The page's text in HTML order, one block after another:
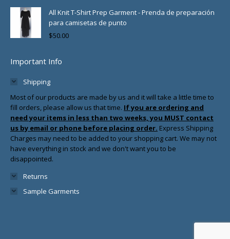
All Knit T-Shirt Prep Garment - Prenda de preparación
para camisetas de punto
$50.00
Important Info
Shipping
Most of our products are made by us and it will take a little time to
fill orders, please allow us that time. If you are ordering and
need your items in less than two weeks, you MUST contact
us by email or phone before placing order. Express Shipping
Charges may need to be added to your shopping cart. We may not
have everything in stock and we don't want you to be
disappointed.
Returns
Sample Garments